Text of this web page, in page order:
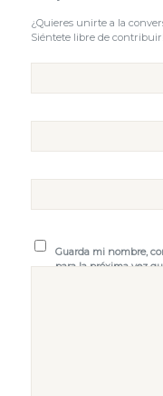
¿Quieres unirte a la
Siéntete libre de contribuir!
Guarda mi nombre,
para la próxima vez